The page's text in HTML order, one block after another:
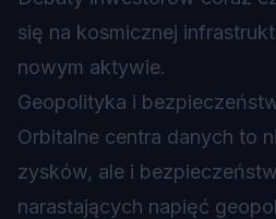
się na kosmicznej
nowym aktywie.
Geopolityka i
Orbitalne centra danych to
zysków, ale i
narastających napięć